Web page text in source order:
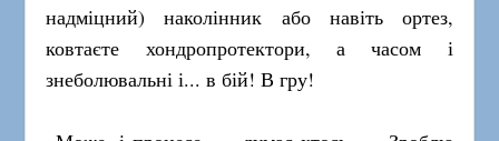
надміцний) наколінник або навіть ортез,
ковтаєте хондропротектори, а часом і
знеболювальні і... в бій! В гру!